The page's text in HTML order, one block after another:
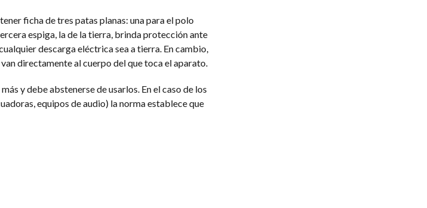
ficha de tres patas planas: una para el polo
espiga, la de la tierra, brinda protección ante
descarga eléctrica sea a tierra. En cambio,
directamente al cuerpo del que toca el aparato.
y debe abstenerse de usarlos. En el caso de los
equipos de audio) la norma establece que